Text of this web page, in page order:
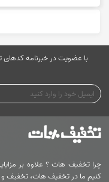
با عضویت در خبرنامه کدهای
چرا تخفیف هات ؟ علاوه بر
کنیم ما در تخفیف هات، تخفیف و